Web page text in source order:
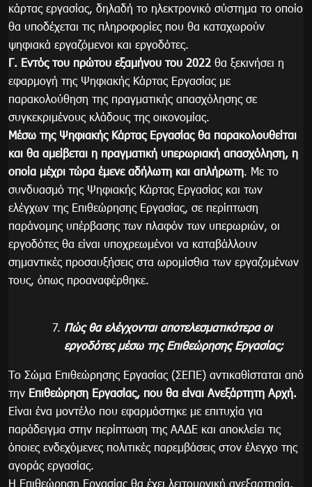
κάρτας εργασίας, δηλαδή το ηλεκτρονικό σύστημα το οποίο
θα υποδέχεται τις πληροφορίες που θα καταχωρούν
ψηφιακά εργαζόμενοι και εργοδότες.
Γ. Εντός του πρώτου εξαμήνου του 2022 θα ξεκινήσει η
εφαρμογή της Ψηφιακής Κάρτας Εργασίας με
παρακολούθηση της πραγματικής απασχόλησης σε
συγκεκριμένους κλάδους της οικονομίας.
Μέσω της Ψηφιακής Κάρτας Εργασίας θα παρακολουθείται
και θα αμείβεται η πραγματική υπερωριακή απασχόληση, η
οποία μέχρι τώρα έμενε αδήλωτη και απλήρωτη. Με το
συνδυασμό της Ψηφιακής Κάρτας Εργασίας και των
ελέγχων της Επιθεώρησης Εργασίας, σε περίπτωση
παράνομης υπέρβασης των πλαφόν των υπερωριών, οι
εργοδότες θα είναι υποχρεωμένοι να καταβάλλουν
σημαντικές προσαυξήσεις στα ωρομίσθια των εργαζομένων
τους, όπως προαναφέρθηκε.
Πώς θα ελέγχονται αποτελεσματικότερα οι
εργοδότες μέσω της Επιθεώρησης Εργασίας;
Το Σώμα Επιθεώρησης Εργασίας (ΣΕΠΕ) αντικαθίσταται από
την Επιθεώρηση Εργασίας, που θα είναι Ανεξάρτητη Αρχή.
Είναι ένα μοντέλο που εφαρμόστηκε με επιτυχία για
παράδειγμα στην περίπτωση της ΑΑΔΕ και αποκλείει τις
όποιες ενδεχόμενες πολιτικές παρεμβάσεις στον έλεγχο της
αγοράς εργασίας.
Η Επιθεώρηση Εργασίας θα έχει λειτουργική ανεξαρτησία,